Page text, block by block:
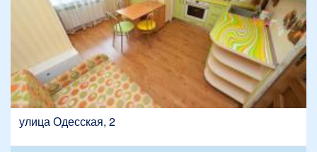
улица Одесская, 2